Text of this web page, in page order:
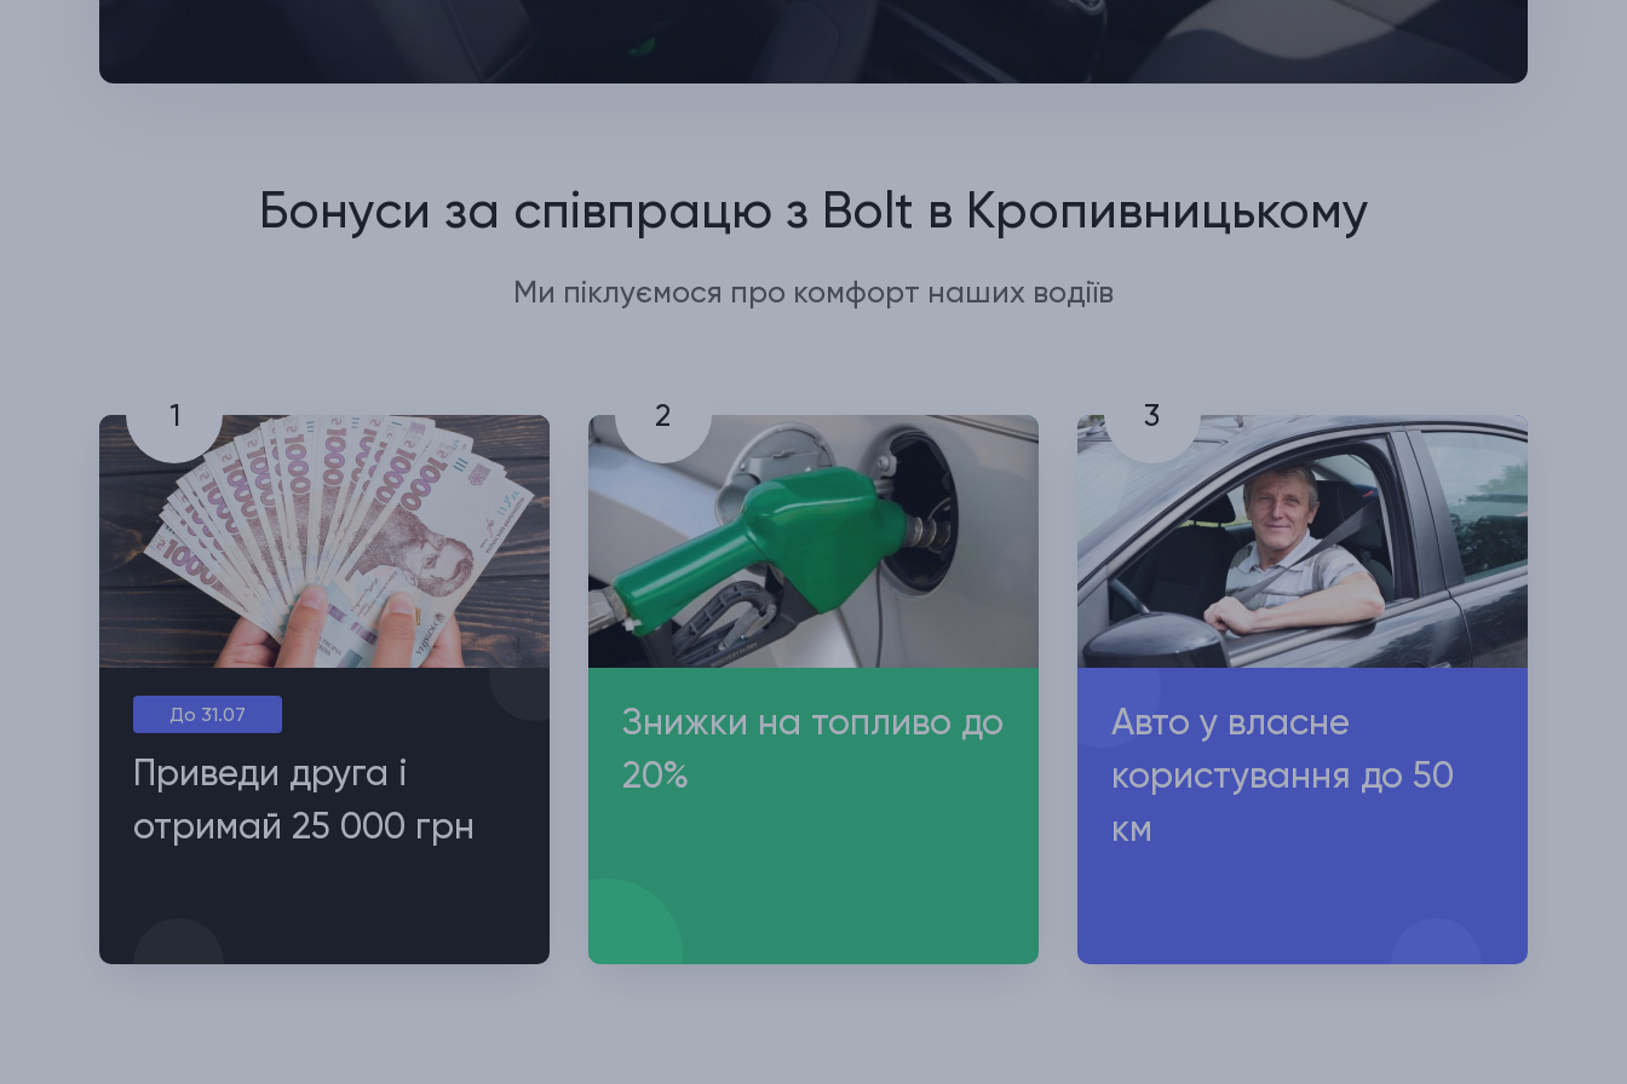
Бонуси за співпрацю з Bolt в Кропивницькому
Ми піклуємося про комфорт наших водіїв
1
До 31.07
Приведи друга і
отримай 25 000 грн
2
Знижки на топливо до
20%
3
Авто у власне
користування до 50
км